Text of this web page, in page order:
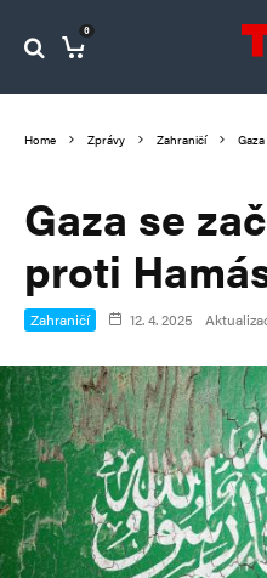
0
Home Zprávy Zahraničí
Gaza se
proti
Zahraničí 12. 4. 2025